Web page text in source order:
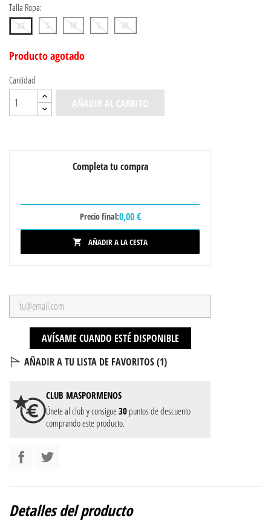
Talla Ropa:
XS S M L XL
Producto agotado
Cantidad
AÑADIR AL CARRITO
Completa tu compra
Precio final:0,00 €
 AÑADIR A LA CESTA
AVÍSAME CUANDO ESTÉ DISPONIBLE
AÑADIR A TU LISTA DE FAVORITOS (1)
CLUB MASPORMENOS
Únete al club y consigue30 puntos de descuento
comprando este producto.
Detalles del producto